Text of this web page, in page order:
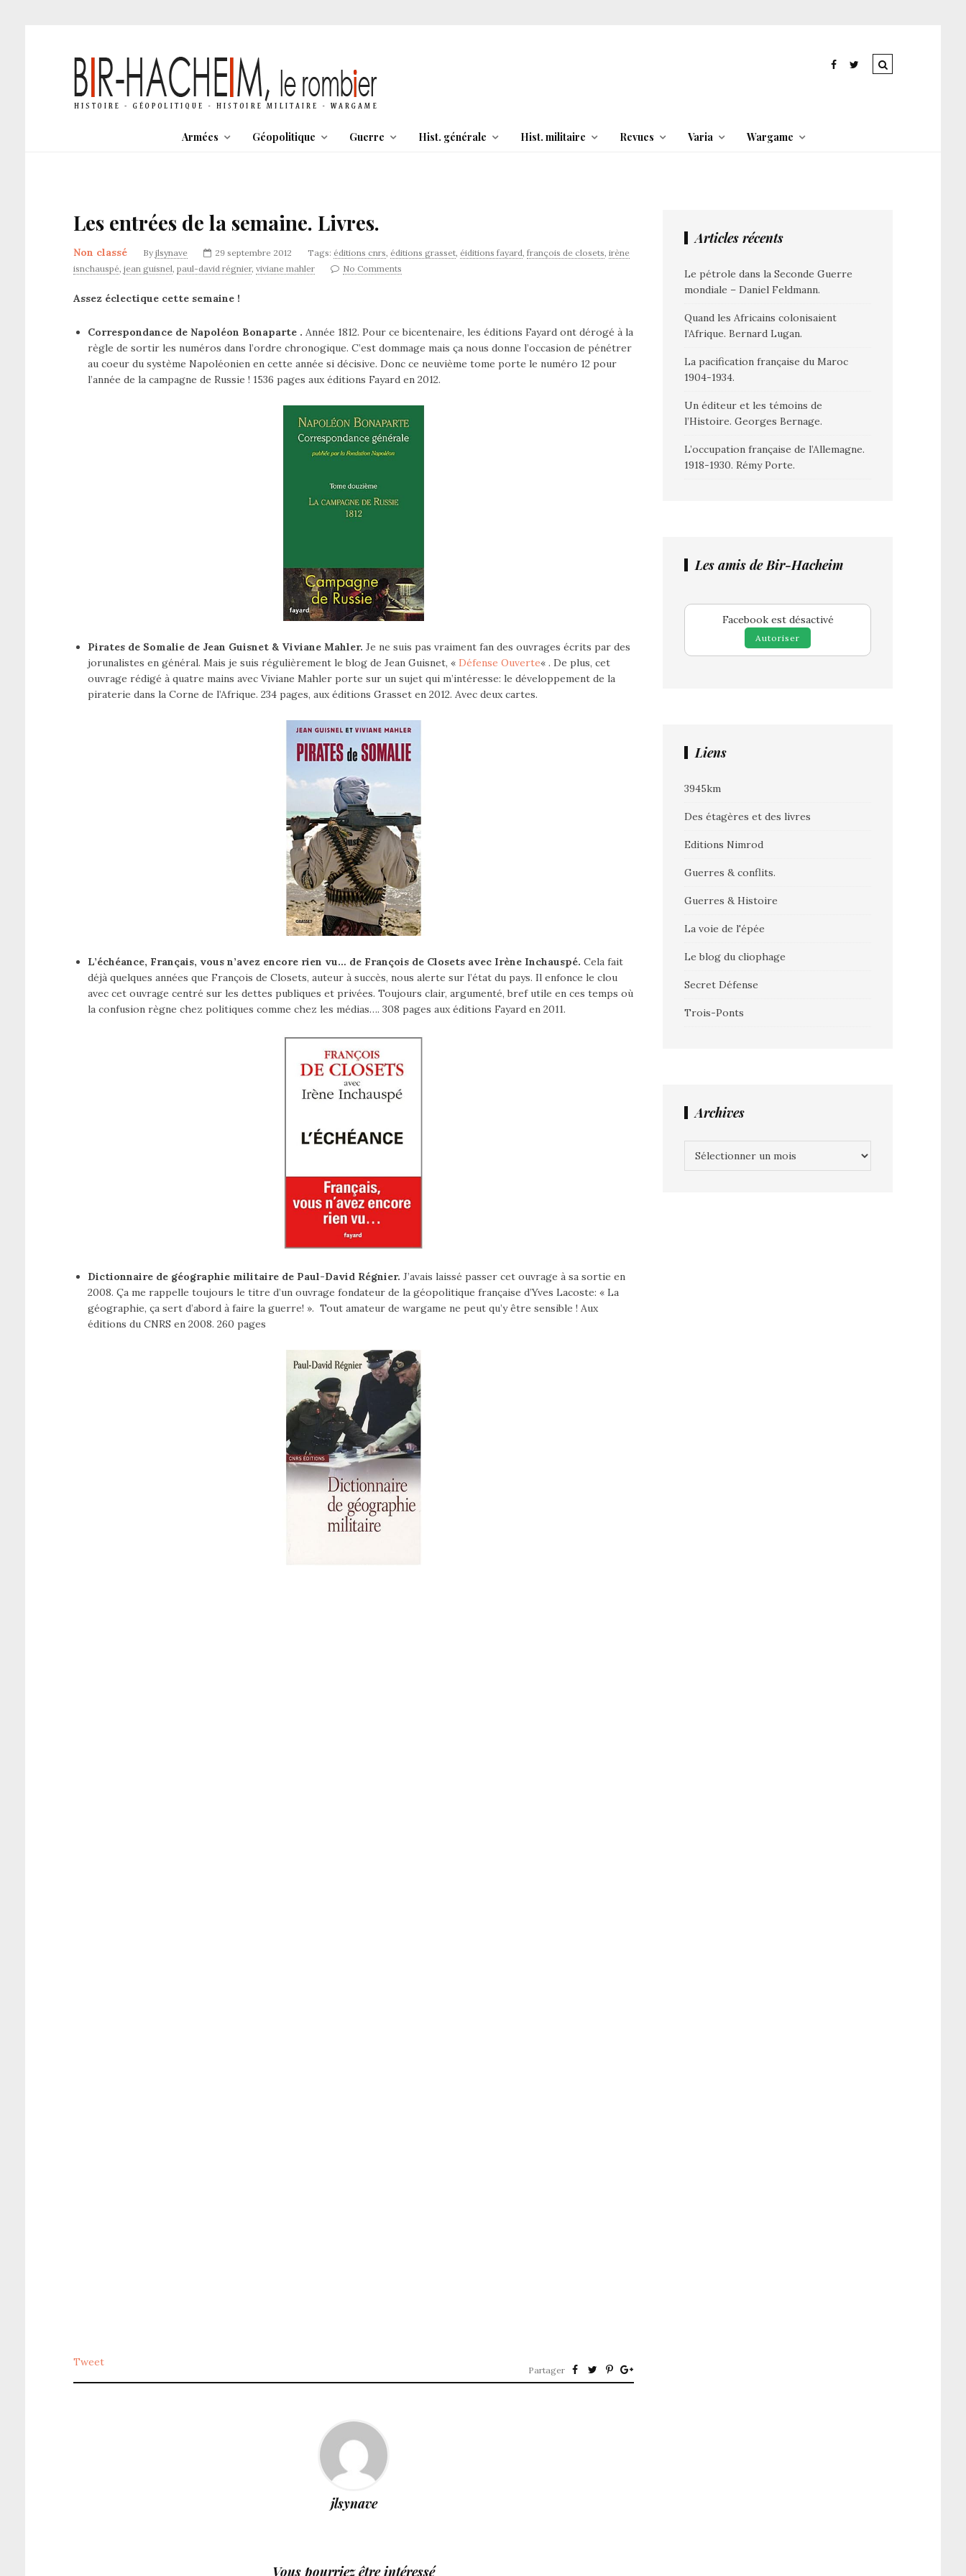
Armées Géopolitique Guerre Hist. générale Hist. militaire Revues Varia Wargame
Les entrées de la semaine. Livres.
Non classé By jlsynave 29 septembre 2012 Tags: éditions cnrs, éditions grasset, éiditions fayard, françois de closets, irène
isnchauspé, jean guisnel, paul-david régnier, viviane mahler No Comments
Assez éclectique cette semaine !
Correspondance de Napoléon Bonaparte . Année 1812. Pour ce bicentenaire, les éditions Fayard ont dérogé à la
règle de sortir les numéros dans l’ordre chronogique. C’est dommage mais ça nous donne l’occasion de pénétrer
au coeur du système Napoléonien en cette année si décisive. Donc ce neuvième tome porte le numéro 12 pour
l’année de la campagne de Russie ! 1536 pages aux éditions Fayard en 2012.
Pirates de Somalie de Jean Guisnet & Viviane Mahler. Je ne suis pas vraiment fan des ouvrages écrits par des
jorunalistes en général. Mais je suis régulièrement le blog de Jean Guisnet, « Défense Ouverte« . De plus, cet
ouvrage rédigé à quatre mains avec Viviane Mahler porte sur un sujet qui m’intéresse: le développement de la
piraterie dans la Corne de l’Afrique. 234 pages, aux éditions Grasset en 2012. Avec deux cartes.
L’échéance, Français, vous n’avez encore rien vu… de François de Closets avec Irène Inchauspé. Cela fait
déjà quelques années que François de Closets, auteur à succès, nous alerte sur l’état du pays. Il enfonce le clou
avec cet ouvrage centré sur les dettes publiques et privées. Toujours clair, argumenté, bref utile en ces temps où
la confusion règne chez politiques comme chez les médias…. 308 pages aux éditions Fayard en 2011.
Dictionnaire de géographie militaire de Paul-David Régnier. J’avais laissé passer cet ouvrage à sa sortie en
2008. Ça me rappelle toujours le titre d’un ouvrage fondateur de la géopolitique française d’Yves Lacoste: « La
géographie, ça sert d’abord à faire la guerre! ». Tout amateur de wargame ne peut qu’y être sensible ! Aux
éditions du CNRS en 2008. 260 pages
Tweet
Partager
jlsynave
Vous pourriez être intéressé
Articles récents
Le pétrole dans la Seconde Guerre
mondiale – Daniel Feldmann.
Quand les Africains colonisaient
l’Afrique. Bernard Lugan.
La pacification française du Maroc
1904-1934.
Un éditeur et les témoins de
l’Histoire. Georges Bernage.
L’occupation française de l’Allemagne.
1918-1930. Rémy Porte.
Les amis de Bir-Hacheim
Facebook est désactivé
Autoriser
Liens
3945km
Des étagères et des livres
Editions Nimrod
Guerres & conflits.
Guerres & Histoire
La voie de l'épée
Le blog du cliophage
Secret Défense
Trois-Ponts
Archives